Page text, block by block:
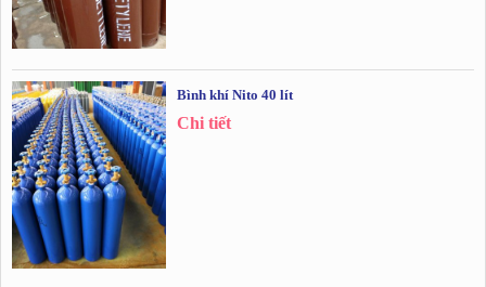
Bình khí Nito 40 lít
Chi tiết